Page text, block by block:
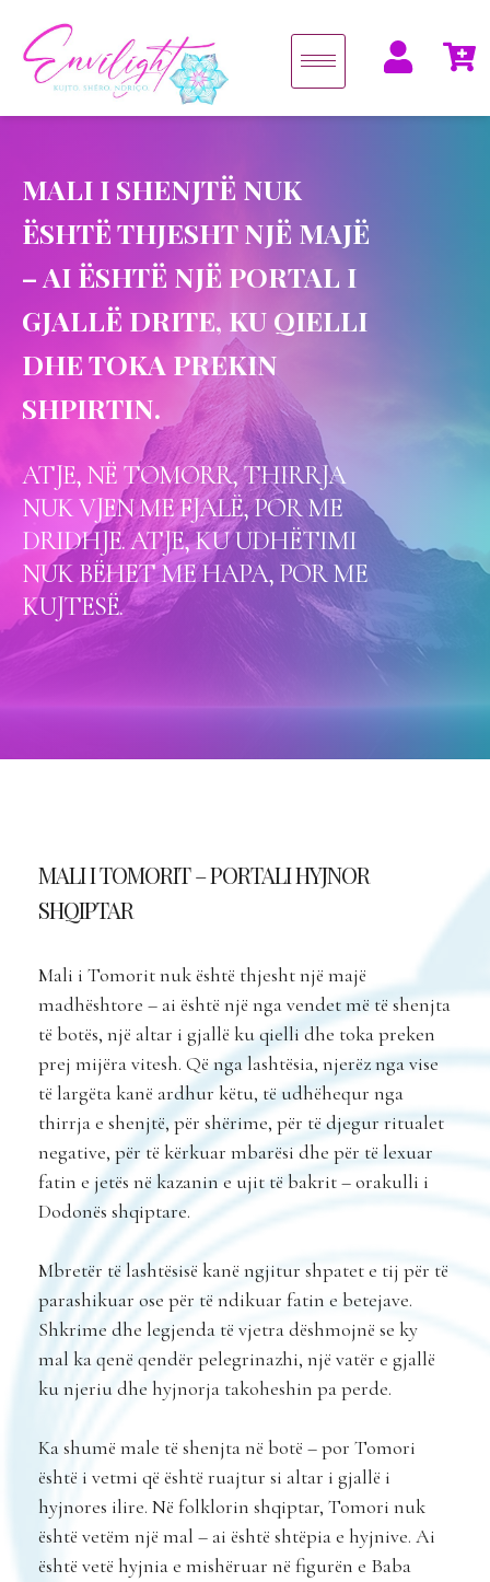
MALI I SHENJTË NUK
ËSHTË THJESHT NJË MAJË
– AI ËSHTË NJË PORTAL I
GJALLË DRITE, KU QIELLI
DHE TOKA PREKIN
SHPIRTIN.
ATJE, NË TOMORR, THIRRJA
NUK VJEN ME FJALË, POR ME
DRIDHJE. ATJE, KU UDHËTIMI
NUK BËHET ME HAPA, POR ME
KUJTESË.
MALI I TOMORIT – PORTALI HYJNOR
SHQIPTAR
Mali i Tomorit nuk është thjesht një majë
madhështore – ai është një nga vendet më të shenjta
të botës, një altar i gjallë ku qielli dhe toka preken
prej mijëra vitesh. Që nga lashtësia, njerëz nga vise
të largëta kanë ardhur këtu, të udhëhequr nga
thirrja e shenjtë, për shërime, për të djegur ritualet
negative, për të kërkuar mbarësi dhe për të lexuar
fatin e jetës në kazanin e ujit të bakrit – orakulli i
Dodonës shqiptare.
Mbretër të lashtësisë kanë ngjitur shpatet e tij për të
parashikuar ose për të ndikuar fatin e betejave.
Shkrime dhe legjenda të vjetra dëshmojnë se ky
mal ka qenë qendër pelegrinazhi, një vatër e gjallë
ku njeriu dhe hyjnorja takoheshin pa perde.
Ka shumë male të shenjta në botë – por Tomori
është i vetmi që është ruajtur si altar i gjallë i
hyjnores ilire. Në folklorin shqiptar, Tomori nuk
është vetëm një mal – ai është shtëpia e hyjnive. Ai
është vetë hyjnia e mishëruar në figurën e Baba